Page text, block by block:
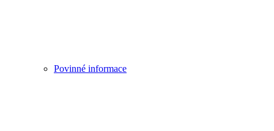
Povinné informace